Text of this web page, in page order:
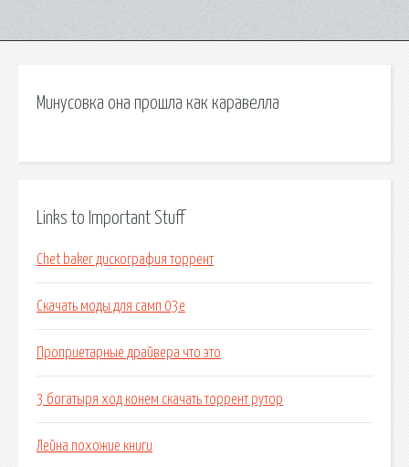
Минусовка она прошла как каравелла
Links to Important Stuff
Chet baker дискография торрент
Скачать моды для самп 03e
Проприетарные драйвера что это
3 богатыря ход конем скачать торрент рутор
Лейна похожие книги